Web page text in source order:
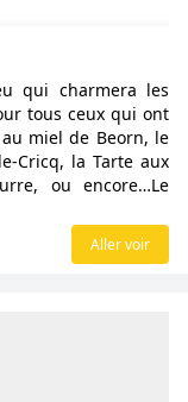
qui charmera les
tous ceux qui ont
miel de Beorn, le
Cricq, la Tarte aux
ou encore…Le
Aller voir